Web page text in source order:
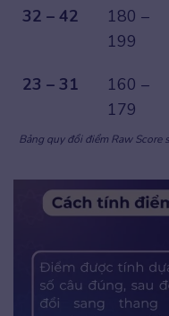
32 – 42
180 –
199
23 – 31
160 –
179
Bảng quy đổi điểm Raw Score